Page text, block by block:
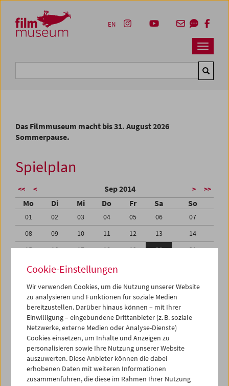
Zum Inhalt
Zum Hauptmenü
Zur Servicenavigation
Zum Suche
Navbar
EN
Das Filmmuseum macht bis 31. August 2026
Sommerpause.
Spielplan
<< < Sep 2014 > >>
Mo Di Mi Do Fr Sa So
01 02 03 04 05 06
07
08
09 10 11 12 13
14
15
16 17 18 19 20
21
22
23 24 25
29
01 03
05
06
07 08 09 10 11
iCalender
Programmheft-PDF
English language or subtitles
Cookie-Einstellungen
Wir verwenden Cookies, um die Nutzung unserer Website
zu analysieren und Funktionen für soziale Medien
bereitzustellen. Darüber hinaus können – mit Ihrer
Einwilligung – eingebundene Drittanbieter (z. B. soziale
Netzwerke, externe Medien oder Analyse-Dienste)
Cookies einsetzen, um Inhalte und Anzeigen zu
personalisieren sowie Ihre Nutzung unserer Website
auszuwerten. Diese Anbieter können die dabei
erhobenen Daten mit weiteren Informationen
zusammenführen, die diese im Rahmen Ihrer Nutzung